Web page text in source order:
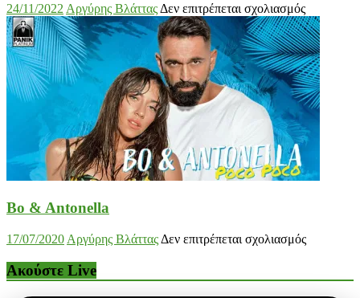
24/11/2022 Αργύρης Βλάττας Δεν επιτρέπεται σχολιασμόςστο
Tereza
Bo & Antonella
17/07/2020 Αργύρης Βλάττας Δεν επιτρέπεται σχολιασμόςστο
Antonella
Ακούστε Live